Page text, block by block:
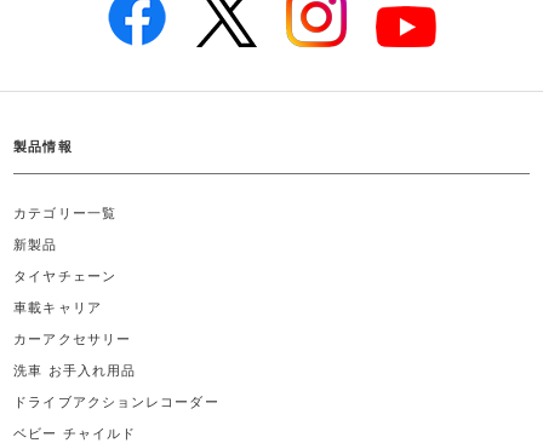
製品情報
カテゴリー一覧
新製品
タイヤチェーン
車載キャリア
カーアクセサリー
洗車 お手入れ用品
ドライブアクションレコーダー
ベビー チャイルド